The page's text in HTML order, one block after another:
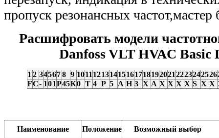
пропуск резонансных
Расшифровать модели
Danfoss VLT HVAC Basic
1 2 345678 9 1011 121314151617181920212223242526
FC- 101P45К0 Т 4 P 5 A H 3 X А Х X X X S X X
Наименование Положение Возможный выбор